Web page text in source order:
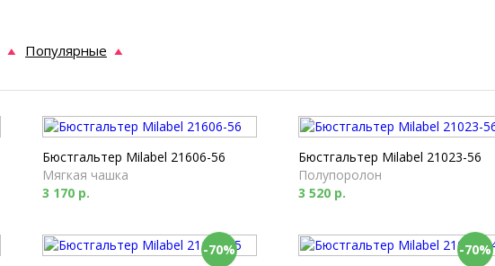
Популярные
Бюстгальтер Milabel 21606-56
Мягкая чашка
3 170 р.
Бюстгальтер Milabel 21023-56
Полупоролон
3 520 р.
-70%
-70%